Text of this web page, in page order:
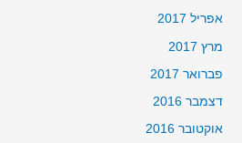
אפריל 2017
מרץ 2017
פברואר 2017
דצמבר 2016
אוקטובר 2016